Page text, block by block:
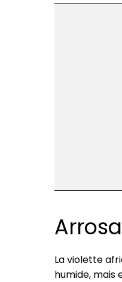
La violette
humide, mais